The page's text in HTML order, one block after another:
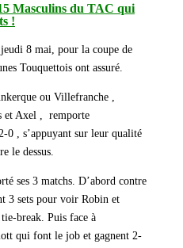
Masculins du TAC qui
!
8 mai, pour la coupe de
Touquettois ont assuré.
ou Villefranche ,
et Axel , remporte
0 , s’appuyant sur leur qualité
le dessus.
ses 3 matchs. D’abord contre
3 sets pour voir Robin et
break. Puis face à
qui font le job et gagnent 2-